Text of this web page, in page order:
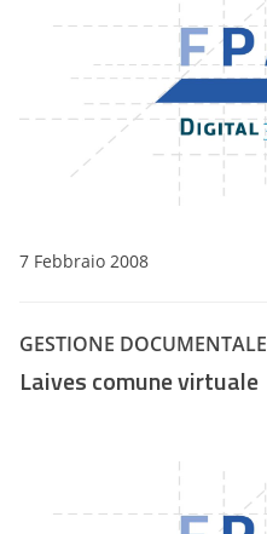
7 Febbraio 2008
GESTIONE DOCUMENTALE
Laives comune virtuale